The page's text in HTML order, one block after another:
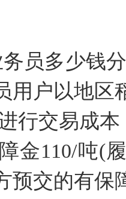
员多少钱
用户以地区
行交易成本
金110/吨(
预交的有保